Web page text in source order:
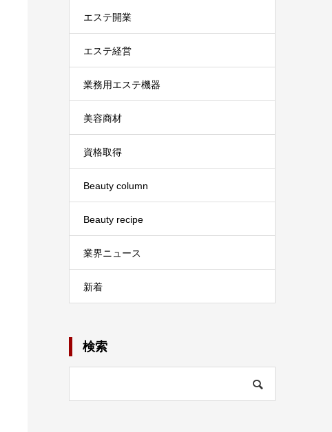
エステ開業
エステ経営
業務用エステ機器
美容商材
資格取得
Beauty column
Beauty recipe
業界ニュース
新着
検索